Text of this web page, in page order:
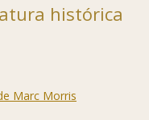
histórica